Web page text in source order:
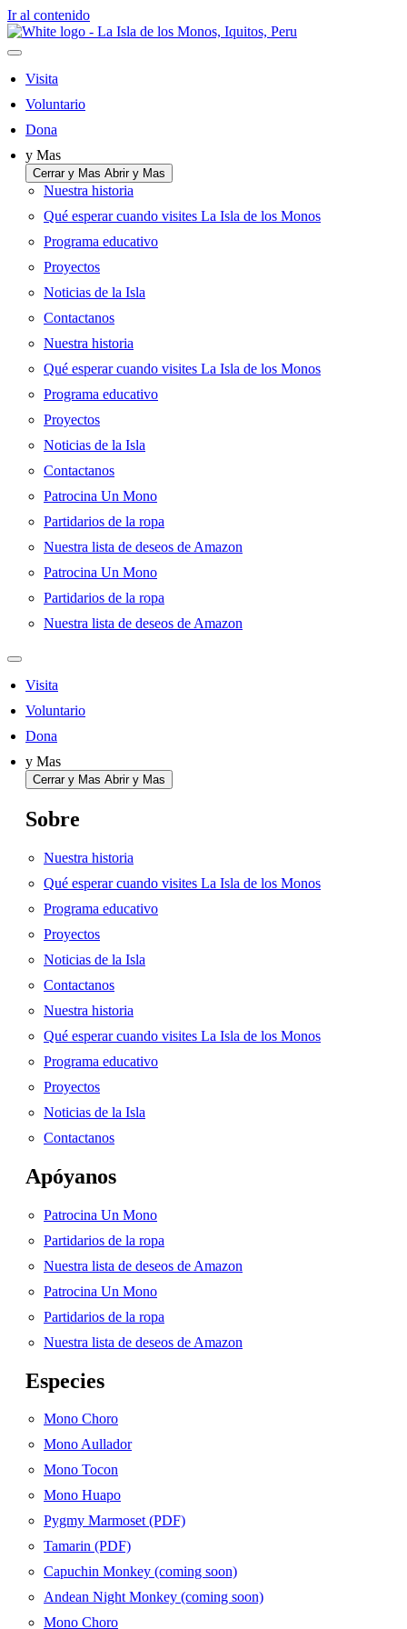
Ir al contenido
Visita
Voluntario
Dona
y Mas
Cerrar y Mas Abrir y Mas
Nuestra historia
Qué esperar cuando visites La Isla de los Monos
Programa educativo
Proyectos
Noticias de la Isla
Contactanos
Nuestra historia
Qué esperar cuando visites La Isla de los Monos
Programa educativo
Proyectos
Noticias de la Isla
Contactanos
Patrocina Un Mono
Partidarios de la ropa
Nuestra lista de deseos de Amazon
Patrocina Un Mono
Partidarios de la ropa
Nuestra lista de deseos de Amazon
Visita
Voluntario
Dona
y Mas
Cerrar y Mas Abrir y Mas
Sobre
Nuestra historia
Qué esperar cuando visites La Isla de los Monos
Programa educativo
Proyectos
Noticias de la Isla
Contactanos
Nuestra historia
Qué esperar cuando visites La Isla de los Monos
Programa educativo
Proyectos
Noticias de la Isla
Contactanos
Apóyanos
Patrocina Un Mono
Partidarios de la ropa
Nuestra lista de deseos de Amazon
Patrocina Un Mono
Partidarios de la ropa
Nuestra lista de deseos de Amazon
Especies
Mono Choro
Mono Aullador
Mono Tocon
Mono Huapo
Pygmy Marmoset (PDF)
Tamarin (PDF)
Capuchin Monkey (coming soon)
Andean Night Monkey (coming soon)
Mono Choro